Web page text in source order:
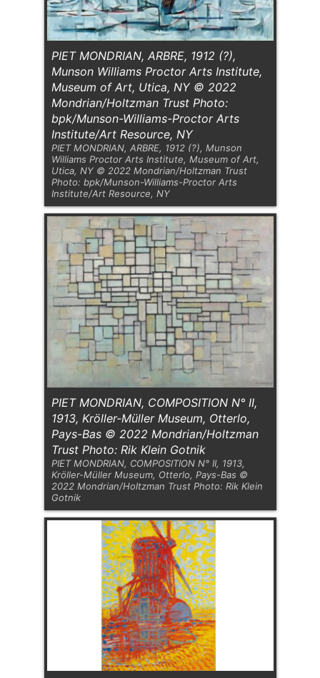
PIET MONDRIAN, ARBRE, 1912 (?),
Munson Williams Proctor Arts Institute,
Museum of Art, Utica, NY © 2022
Mondrian/Holtzman Trust Photo:
bpk/Munson-Williams-Proctor Arts
Institute/Art Resource, NY
PIET MONDRIAN, ARBRE, 1912 (?), Munson
Williams Proctor Arts Institute, Museum of Art,
Utica, NY © 2022 Mondrian/Holtzman Trust
Photo: bpk/Munson-Williams-Proctor Arts
Institute/Art Resource, NY
PIET MONDRIAN, COMPOSITION N° II,
1913, Kröller-Müller Museum, Otterlo,
Pays-Bas © 2022 Mondrian/Holtzman
Trust Photo: Rik Klein Gotnik
PIET MONDRIAN, COMPOSITION N° II, 1913,
Kröller-Müller Museum, Otterlo, Pays-Bas ©
2022 Mondrian/Holtzman Trust Photo: Rik Klein
Gotnik